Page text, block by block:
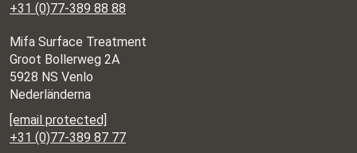
+31 (0)77-389 88 88
Mifa Surface Treatment
Groot Bollerweg 2A
5928 NS Venlo
Nederländerna
[email protected]
+31 (0)77-389 87 77